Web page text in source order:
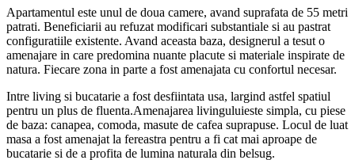
Apartamentul este unul de doua camere, avand suprafata de 55 metri
patrati. Beneficiarii au refuzat modificari substantiale si au pastrat
configuratiile existente. Avand aceasta baza, designerul a tesut o
amenajare in care predomina nuante placute si materiale inspirate de
natura. Fiecare zona in parte a fost amenajata cu confortul necesar.
Intre living si bucatarie a fost desfiintata usa, largind astfel spatiul
pentru un plus de fluenta.Amenajarea livinguluieste simpla, cu piese
de baza: canapea, comoda, masute de cafea suprapuse. Locul de luat
masa a fost amenajat la fereastra pentru a fi cat mai aproape de
bucatarie si de a profita de lumina naturala din belsug.